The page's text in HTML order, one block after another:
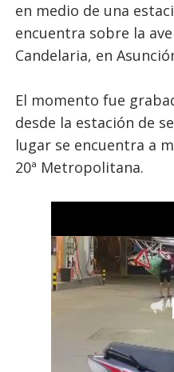
en medio de una
encuentra sobre la
Candelaria, en
El momento fue
desde la estación de
lugar se encuentra a
20ª Metropolitana.